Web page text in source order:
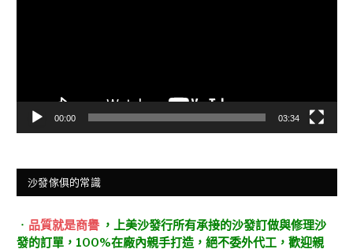
00:00 03:34
沙發傢俱的常識
． 品質就是商譽 ，上美沙發行所有承接的沙發訂做與修理沙
發的訂單，100%在廠內親手打造，絕不委外代工，歡迎親